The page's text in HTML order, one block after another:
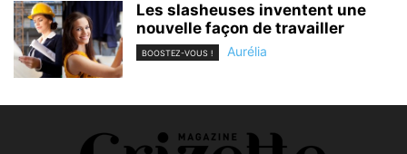
Les slasheuses inventent une
nouvelle façon de travailler
BOOSTEZ-VOUS ! Aurélia